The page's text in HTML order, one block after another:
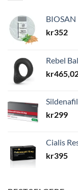
BIOSAN
kr352
Rebel
kr
kr299
Cialis
kr395